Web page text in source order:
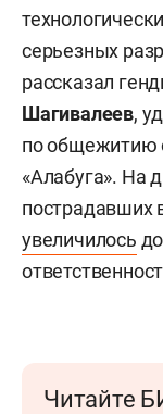
серьезных
рассказал
Шагивалеев,
по общежитию
«Алабуга». На
пострадавших
увеличилось
Читайте